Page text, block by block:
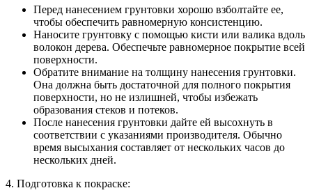
Перед нанесением грунтовки хорошо взболтайте ее,
чтобы обеспечить равномерную консистенцию.
Наносите грунтовку с помощью кисти или валика вдоль
волокон дерева. Обеспечьте равномерное покрытие всей
поверхности.
Обратите внимание на толщину нанесения грунтовки.
Она должна быть достаточной для полного покрытия
поверхности, но не излишней, чтобы избежать
образования стеков и потеков.
После нанесения грунтовки дайте ей высохнуть в
соответствии с указаниями производителя. Обычно
время высыхания составляет от нескольких часов до
нескольких дней.
4. Подготовка к покраске: